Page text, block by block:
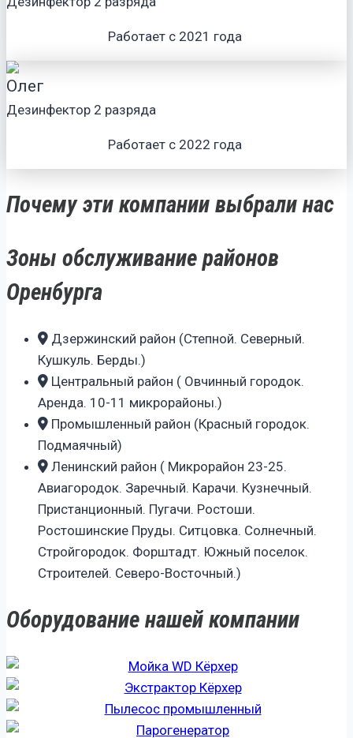
Работает с 2021 года
Олег
Дезинфектор 2 разряда
Работает с 2022 года
Почему эти компании выбрали нас
Зоны обслуживание районов
Оренбурга
Дзержинский район (Степной. Северный.
Кушкуль. Берды.)
Центральный район ( Овчинный городок.
Аренда. 10-11 микрорайоны.)
Промышленный район (Красный городок.
Подмаячный)
Ленинский район ( Микрорайон 23-25.
Авиагородок. Заречный. Карачи. Кузнечный.
Пристанционный. Пугачи. Ростоши.
Ростошинские Пруды. Ситцовка. Солнечный.
Стройгородок. Форштадт. Южный поселок.
Строителей. Северо-Восточный.)
Оборудование нашей компании